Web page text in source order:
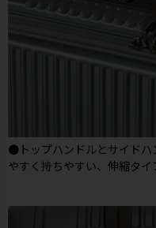
●トップハンドルとサイドハ
やすく持ちやすい、伸縮タイ